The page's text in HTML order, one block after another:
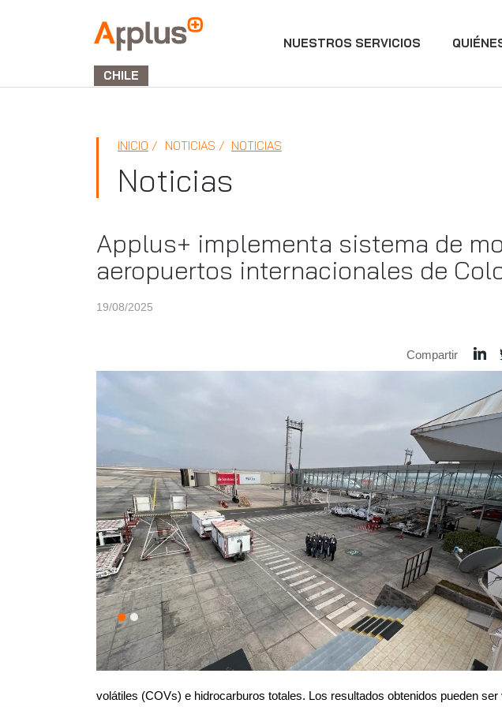
APPLUS+
GROUP
CHILE
NUESTROS SERVICIOS
INICIO NOTICIAS NOTICIAS
Noticias
Applus+ implementa sistema de
aeropuertos internacionales de
19/08/2025
Compartir
volátiles (COVs) e hidrocarburos totales. Los resultados obtenidos pueden